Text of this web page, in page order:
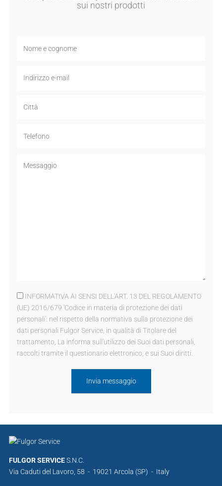
sui nostri prodotti
INFORMATIVA AI SENSI DELL'ART. 13 DEL REGOLAMENTO
(UE) 2016/679 'Codice in materia di protezione dei dati
personali': nel rispetto della normativa sulla protezione dei
dati personali Fulgor Service, in qualità di Titolare del
trattamento, La informa sull'utilizzo dei Suoi dati personali,
raccolti tramite il questionario elettronico, e sui Suoi diritti.
FULGOR SERVICES.N.C.
Via Caduti del Lavoro, 58 - 19021 Arcola (SP) - Italy